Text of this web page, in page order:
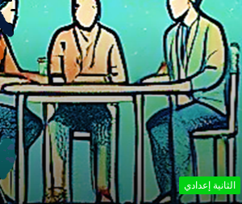
الثانية إعدادي